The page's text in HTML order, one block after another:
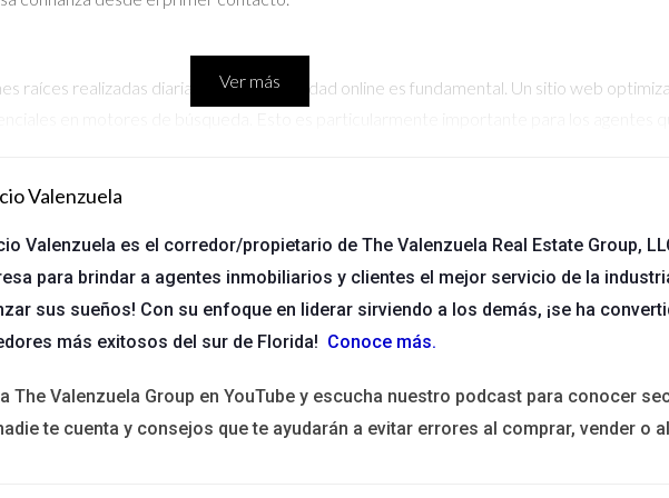
raíces realizadas diariamente, la visibilidad online es fundamental. Un sitio web
presentar su oferta de manera única. Desde la personalización de las
la industria, hay un sinfín de maneras de demostrar su experiencia. Los agentes
vivienda o consejos para vender propiedades, brindando valor a sus clientes antes
Ver más
Valenzuela
Valenzuela es el corredor/propietario de The Valenzuela Real Estate Group,
para brindar a agentes inmobiliarios y clientes el mejor servicio de la
sus sueños! Con su enfoque en liderar sirviendo a los demás, ¡se ha
más exitosos del sur de Florida! Conoce más.
The Valenzuela Group en YouTube y escucha nuestro podcast para conocer
te cuenta y consejos que te ayudarán a evitar errores al comprar, vender o